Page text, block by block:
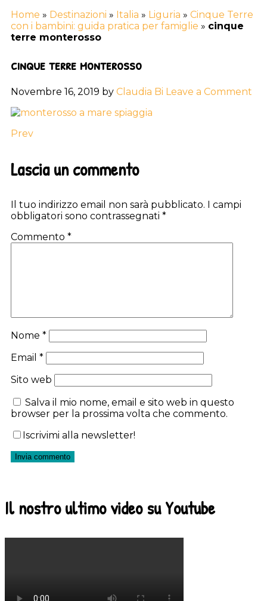
Home » Destinazioni » Italia » Liguria » Cinque Terre
con i bambini: guida pratica per famiglie » cinque
terre monterosso
cinque terre monterosso
Novembre 16, 2019 by Claudia Bi Leave a Comment
Prev
Interactions
Lascia un commento
Il tuo indirizzo email non sarà pubblicato. I campi
obbligatori sono contrassegnati *
Commento *
Nome *
Email *
Sito web
Salva il mio nome, email e sito web in questo
browser per la prossima volta che commento.
Iscrivimi alla newsletter!
Il nostro ultimo video su Youtube